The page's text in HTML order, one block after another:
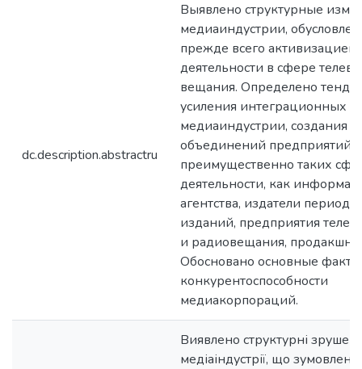
dc.description.abstractru
Выявлено структурные
медиаиндустрии,
прежде всего активизацией
деятельности в сфере
вещания. Определено
усиления интеграционных
медиаиндустрии, создания
объединений предприятий
преимущественно таких
деятельности, как
агентства, издатели
изданий, предприятия
и радиовещания, продакшн
Обосновано основные
конкурентоспособности
медиакорпораций.
Виявлено структурні
медіаіндустрії, що